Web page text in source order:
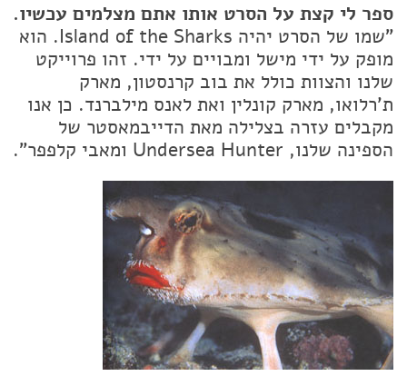
ספר לי קצת על הסרט אותו אתם מצלמים עכשיו.
"שמו של הסרט יהיה Island of the Sharks. הוא
מופק על ידי מישל ומבויים על ידי. זהו פרוייקט
שלנו והצוות כולל את בוב קרנסטון, מארק
ת'רלואו, מארק קונלין ואת לאנס מילברנד. כן אנו
מקבלים עזרה בצלילה מאת הדייבמאסטר של
הספינה שלנו, Undersea Hunter ומאבי קלפפר".